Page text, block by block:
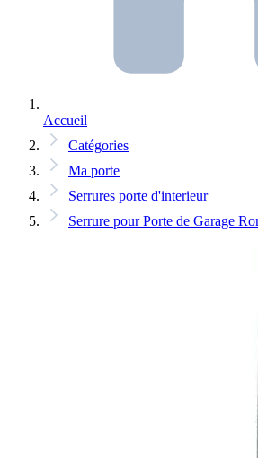
Accueil
Catégories
Ma porte
Serrures porte d'interieur
Serrure pour Porte de Garage